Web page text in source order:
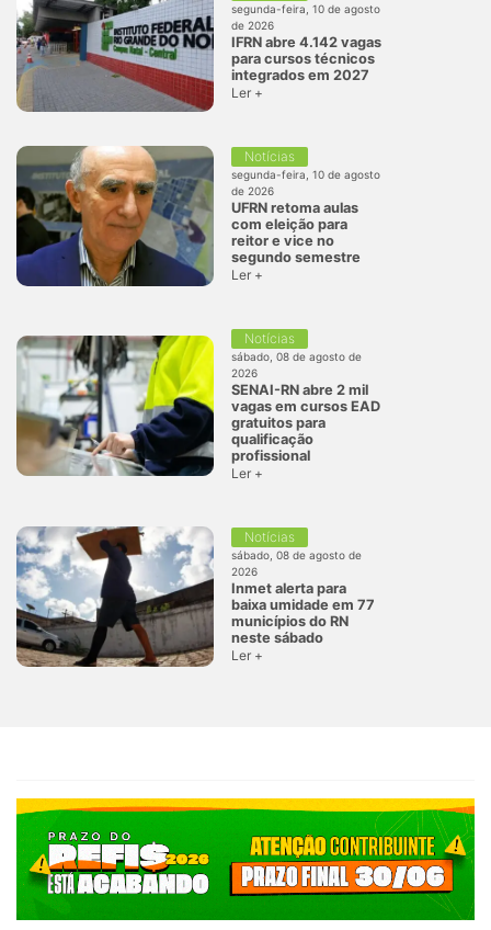
segunda-feira, 10 de agosto
de 2026
IFRN abre 4.142 vagas
para cursos técnicos
integrados em 2027
Ler +
Notícias
segunda-feira, 10 de agosto
de 2026
UFRN retoma aulas
com eleição para
reitor e vice no
segundo semestre
Ler +
Notícias
sábado, 08 de agosto de
2026
SENAI-RN abre 2 mil
vagas em cursos EAD
gratuitos para
qualificação
profissional
Ler +
Notícias
sábado, 08 de agosto de
2026
Inmet alerta para
baixa umidade em 77
municípios do RN
neste sábado
Ler +